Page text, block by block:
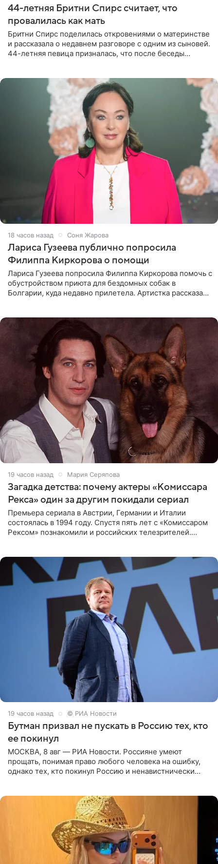
44-летняя Бритни Спирс считает, что
провалилась как мать
Бритни Спирс поделилась откровениями о материнстве
и рассказала о недавнем разговоре с одним из сыновей.
44-летняя певица призналась, что после беседы
18 часов назад Соня Жарова
Лариса Гузеева публично попросила
Филиппа Киркорова о помощи
Лариса Гузеева попросила Филиппа Киркорова помочь с
обустройством приюта для бездомных собак в
Болгарии, куда недавно прилетела. Артистка рассказала
19 часов назад Мария Серяпова
Загадка детства: почему актеры «Комиссара
Рекса» один за другим покидали сериал
Премьера сериала в Австрии, Германии и Италии
состоялась в 1994 году. Спустя пять лет с «Комиссаром
Рексом» познакомили и российских телезрителей.
19 часов назад © РИА Новости
Бутман призвал не пускать в Россию тех, кто
ее покинул
МОСКВА, 8 авг — РИА Новости. Россияне умеют
прощать, понимая право любого человека на ошибку,
однако тех, кто покинул Россию и ненавистнически